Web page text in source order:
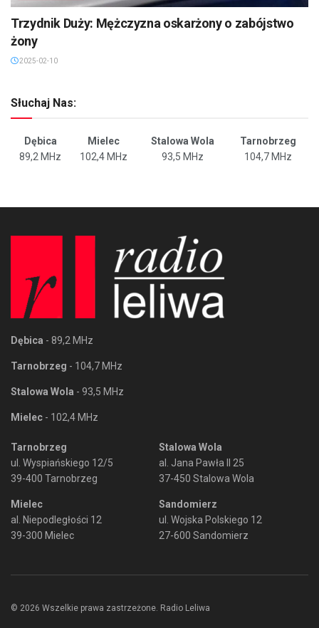
Trzydnik Duży: Mężczyzna oskarżony o zabójstwo
żony
2025-02-10
Słuchaj Nas:
Dębica Mielec Stalowa Wola
Tarnobrzeg
89,2 MHz
102,4 MHz 93,5 MHz 104,7 MHz
Dębica - 89,2 MHz
Tarnobrzeg - 104,7 MHz
Stalowa Wola - 93,5 MHz
Mielec - 102,4 MHz
Tarnobrzeg
ul. Wyspiańskiego 12/5
39-400 Tarnobrzeg
Mielec
al. Niepodległości 12
39-300 Mielec
Stalowa Wola
al. Jana Pawła II 25
37-450 Stalowa Wola
Sandomierz
ul. Wojska Polskiego 12
27-600 Sandomierz
© 2026 Wszelkie prawa zastrzeżone. Radio Leliwa